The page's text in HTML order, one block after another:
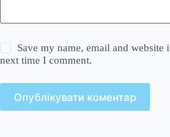
Save my name, email and website
next time I comment.
Опублікувати коментар